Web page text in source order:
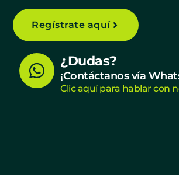
Regístrate aquí
W
h
¿Dudas?
¡Contáctanos vía
Clic aquí para hablar con